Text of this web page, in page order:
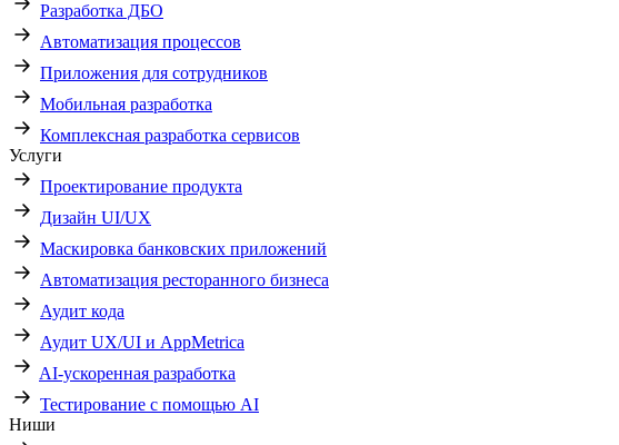
Разработка ДБО
Автоматизация процессов
Приложения для сотрудников
Мобильная разработка
Комплексная разработка сервисов
Услуги
Проектирование продукта
Дизайн UI/UX
Маскировка банковских приложений
Автоматизация ресторанного бизнеса
Аудит кода
Аудит UX/UI и AppMetrica
AI-ускоренная разработка
Тестирование с помощью AI
Ниши